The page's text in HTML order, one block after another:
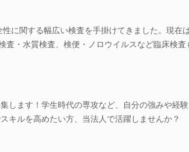
に関する幅広い検査を手掛けてきました。現在
査・水質検査、検便・ノロウイルスなど臨床検査
します！学生時代の専攻など、自分の強みや経
キルを高めたい方、当法人で活躍しませんか？